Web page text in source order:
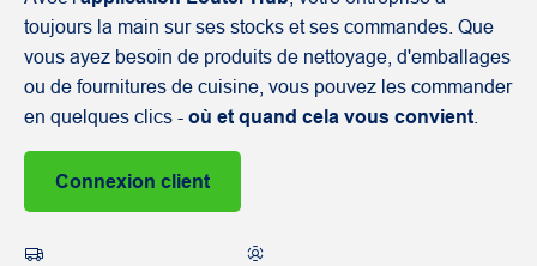
toujours la main sur ses stocks et ses commandes. Que
vous ayez besoin de produits de nettoyage, d'emballages
ou de fournitures de cuisine, vous pouvez les commander
en quelques clics - où et quand cela vous convient
Connexion client